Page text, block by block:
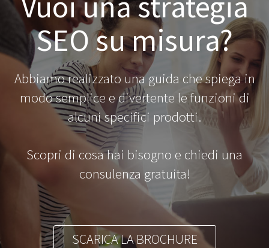
SEO su misura?
Abbiamo realizzato una guida che spiega in
modo semplice e divertente le funzioni di
alcuni specifici prodotti.
Scopri di cosa hai bisogno e chiedi una
consulenza gratuita!
SCARICA LA BROCHURE